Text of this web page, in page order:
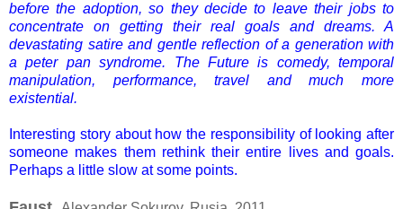
before the adoption, so they decide to leave their jobs to
concentrate on getting their real goals and dreams. A
devastating satire and gentle reflection of a generation with
a peter pan syndrome. The Future is comedy, temporal
manipulation, performance, travel and much more
existential.
Interesting story about how the responsibility of looking after
someone makes them rethink their entire lives and goals.
Perhaps a little slow at some points.